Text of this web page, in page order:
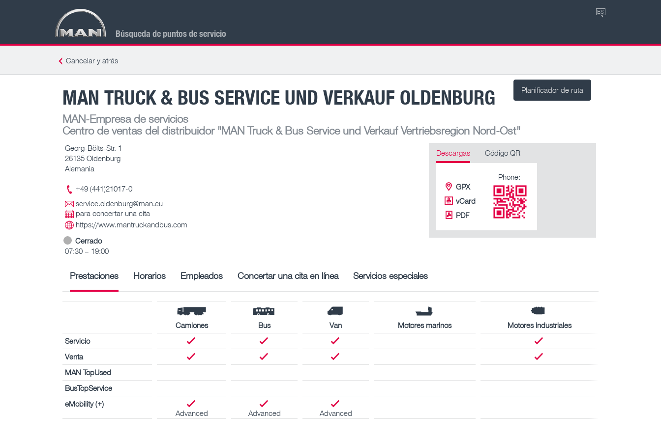
Búsqueda de puntos de servicio
ES
Cancelar y atrás
Planificador de ruta
MAN TRUCK & BUS SERVICE UND VERKAUF OLDENBURG
MAN-Empresa de servicios
Centro de ventas del distribuidor"MAN Truck & Bus Service und Verkauf Vertriebsregion Nord-Ost"
Georg-Bölts-Str. 1
26135 Oldenburg
Alemania
+49 (441)21017-0
service.oldenburg@man.eu
para concertar una cita
https://www.mantruckandbus.com
Cerrado
07:30 – 19:00
Descargas Código QR
GPX
vCard
PDF
Phone:
Prestaciones Horarios Empleados Concertar una cita en línea Servicios especiales
Camiones Bus Van Motores marinos
Motores industriales
Servicio
Venta
MAN TopUsed
BusTopService
eMobility (+)
Advanced
Advanced Advanced